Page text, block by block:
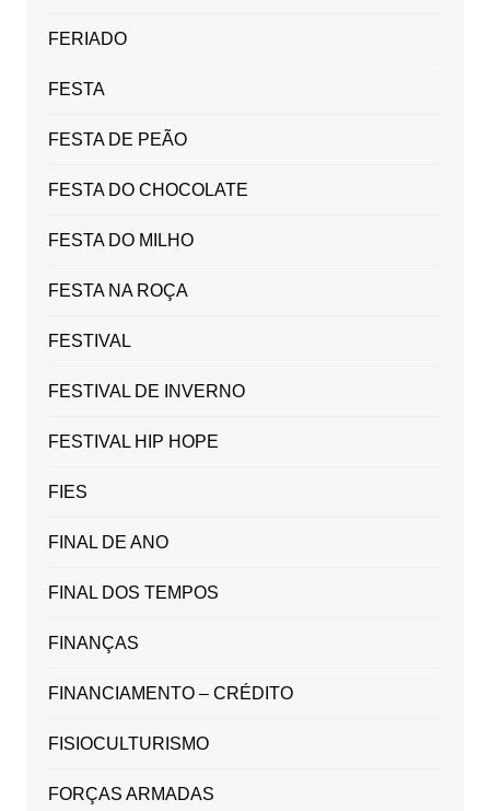
FERIADO
FESTA
FESTA DE PEÃO
FESTA DO CHOCOLATE
FESTA DO MILHO
FESTA NA ROÇA
FESTIVAL
FESTIVAL DE INVERNO
FESTIVAL HIP HOPE
FIES
FINAL DE ANO
FINAL DOS TEMPOS
FINANÇAS
FINANCIAMENTO – CRÉDITO
FISIOCULTURISMO
FORÇAS ARMADAS